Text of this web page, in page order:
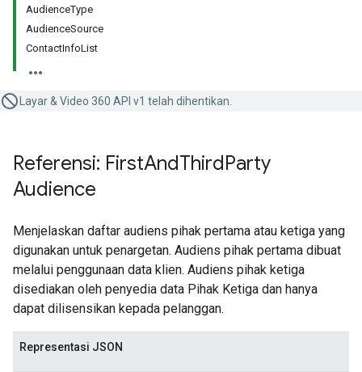
AudienceType
AudienceSource
ContactInfoList
Layar & Video 360 API v1 telah dihentikan.
Referensi: FirstAndThirdParty
Audience
Menjelaskan daftar audiens pihak pertama atau ketiga yang
digunakan untuk penargetan. Audiens pihak pertama dibuat
melalui penggunaan data klien. Audiens pihak ketiga
disediakan oleh penyedia data Pihak Ketiga dan hanya
dapat dilisensikan kepada pelanggan.
Representasi JSON